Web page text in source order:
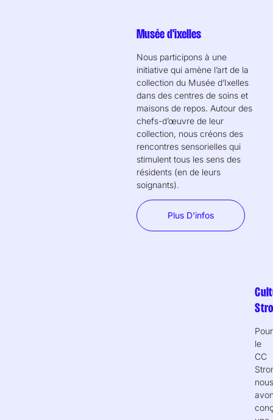
Musée d'ixelles
Nous participons à une
initiative qui amène l’art de la
collection du Musée d’Ixelles
dans des centres de soins et
maisons de repos. Autour des
chefs-d’œuvre de leur
collection, nous créons des
rencontres sensorielles qui
stimulent tous les sens des
résidents (en de leurs
soignants).
Plus D'infos
Pour
le
CC